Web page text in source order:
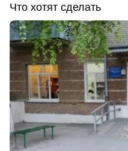
Что хотят сделать